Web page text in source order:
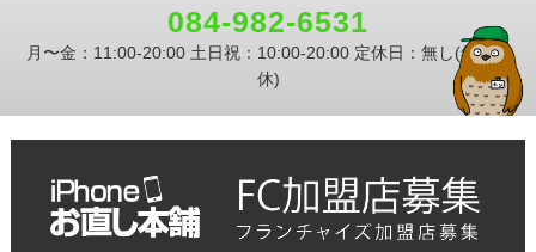
084-982-6531
月〜金：11:00-20:00 土日祝：10:00-20:00 定休日：無し(年中無
休)